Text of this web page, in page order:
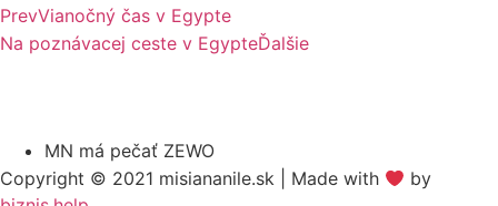
PrevVianočný čas v Egypte
Na poznávacej ceste v EgypteĎalšie
MN má pečať ZEWO
Copyright © 2021 misiananile.sk | Made with
by